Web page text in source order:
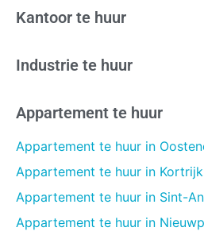
Kantoor te huur
Industrie te huur
Appartement te huur
Appartement te huur in
Appartement te huur in
Appartement te huur in Sint-
Appartement te huur in